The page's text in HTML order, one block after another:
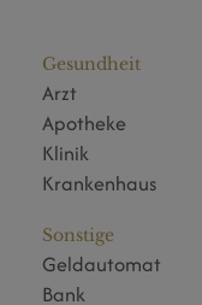
Gesundheit
Arzt
Apotheke
Klinik
Krankenhaus
Sonstige
Geldautomat
Bank